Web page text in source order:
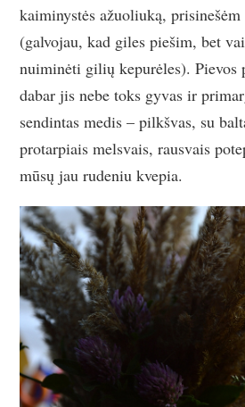
kaiminystės ažuoliuką,
(galvojau, kad giles piešim, bet
nuiminėti gilių kepurėles). Pievos
dabar jis nebe toks gyvas ir
sendintas medis – pilkšvas, su
protarpiais melsvais, rausvais
mūsų jau rudeniu kvepia.